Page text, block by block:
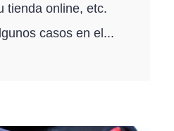
tienda online, etc.
casos en el...